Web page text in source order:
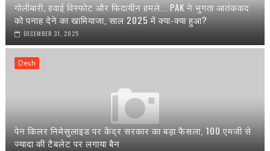
गोलीबारी, हवाई विस्फोट और फिदायीन हमले... PAK ने भुगता आतंकवाद
को पनाह देने का खामियाजा, साल 2025 में क्या-क्या हुआ?
DECEMBER 31, 2025
Desh
पेन किलर निमेसुलाइड पर केंद्र सरकार का बड़ा फैसला, 100 एमजी से
ज्यादा की टैबलेट पर लगाया बैन